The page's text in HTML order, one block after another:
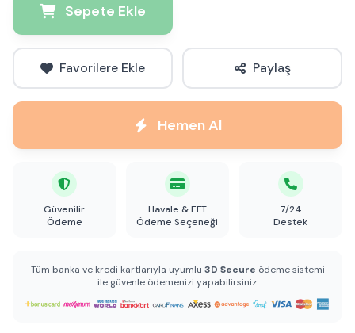
Sepete Ekle
Favorilere Ekle Paylaş
Hemen Al
Güvenilir
Ödeme
Havale & EFT
Ödeme Seçeneği
7/24
Destek
Tüm banka ve kredi kartlarıyla uyumlu 3D Secure ödeme sistemi
ile güvenle ödemenizi yapabilirsiniz.